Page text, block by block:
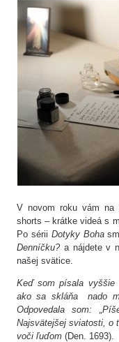
V novom roku vám na
shorts – krátke videá s
Po sérii Dotyky Boha
Denníčku?a nájdete v
našej svätice.
Keď som písala vyššie
ako sa skláňa nado
Odpovedala som:
Najsvätejšej sviatosti, o
voči ľuďom (Den. 1693).